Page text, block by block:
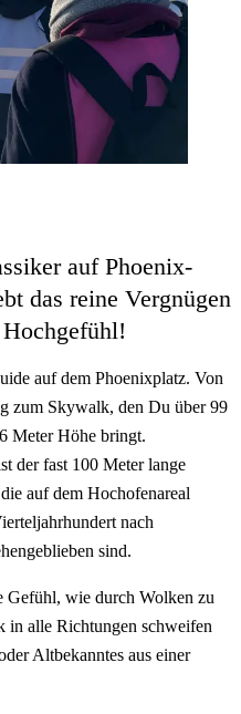
auf Phoenix-
das reine Vergnügen
auf dem Phoenixplatz. Von
zum Skywalk, den Du über 99
Meter Höhe bringt.
der fast 100 Meter lange
auf dem Hochofenareal
nach
sind.
Gefühl, wie durch Wolken zu
in alle Richtungen schweifen
Altbekanntes aus einer